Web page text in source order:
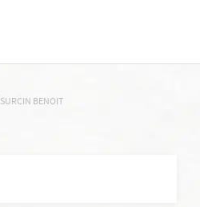
SURCIN BENOIT